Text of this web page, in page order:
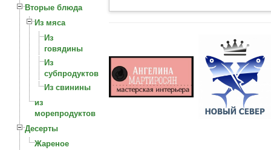
Вторые блюда
Из мяса
Из
говядины
Из
субпродуктов
Из свинины
из
морепродуктов
Десерты
Жареное